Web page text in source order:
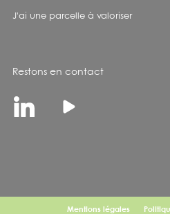
J'ai une parcelle à valoriser
Restons en contact
Youtube
Mentions légales